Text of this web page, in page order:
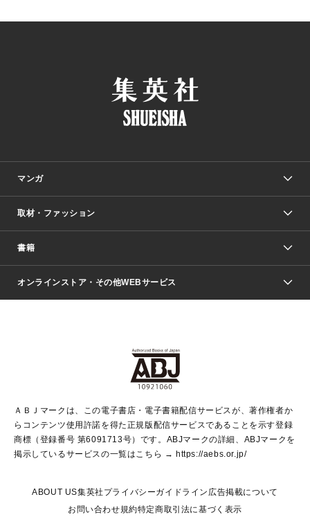
マンガ
少年マンガ
Vジャンプ
ジャンプルーキー！
ジャンプTOON
S-MANGA
集英社ジャンプリミックス
集英社コミック文庫
週刊ヤングジャンプ
ウルトラジャンプ
少女マンガ
リマコミ＋
マンガMeets
月刊オフィスユー
取材・ファッション
Seventeen
LEE
Marisol
T JAPAN:The New York Times Style Magazine
芸能・情報・スポーツ
パラスポ＋！
書籍
文芸・文庫・総合
青春と読書
アジア人物史
集英社新書
集英社新書プラス
よみタイ
ライトノベル・ノベライズ
集英社Webマガジン Cobalt
集英社オレンジ文庫
シフォン文庫
JUMP j BOOKS
集英社みらい文庫
S-KIDS.LAND
オンラインストア・その他WEBサービス
SHUEISHA MANGA-ART HERITAGE
HAPPY PLUS STORE
shueisha vox
SHOP Marisol
EDITOR'S LAB
ＡＢＪマークは、この電子書店・電子書籍配信サービスが、著作権者か
らコンテンツ使用許諾を得た正規版配信サービスであることを示す登録
商標（登録番号 第6091713号）です。ABJマークの詳細、ABJマークを
掲示しているサービスの一覧はこちら → https://aebs.or.jp/
ABOUT US集英社プライバシーガイドライン 広告掲載について
お問い合わせ規約特定商取引法に基づく表示